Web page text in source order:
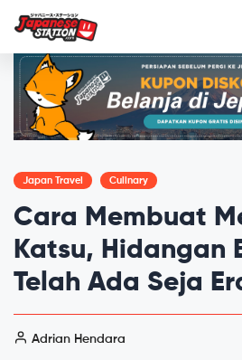
Japan Travel Culinary
Cara Membuat
Katsu, Hidangan
Telah Ada Seja
Adrian Hendara